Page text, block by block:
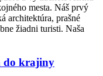
mesta. Náš prvý
architektúra, prašné
žiadni turisti. Naša
do krajiny